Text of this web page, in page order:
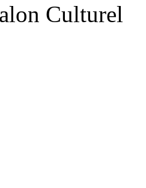
Culturel